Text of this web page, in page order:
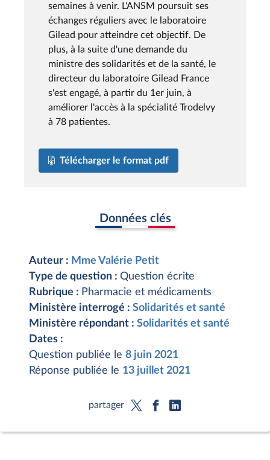
semaines à venir. L'ANSM poursuit ses
échanges réguliers avec le laboratoire
Gilead pour atteindre cet objectif. De
plus, à la suite d'une demande du
ministre des solidarités et de la santé, le
directeur du laboratoire Gilead France
s'est engagé, à partir du 1er juin, à
améliorer l'accès à la spécialité Trodelvy
à 78 patientes.
Télécharger le format pdf
Données clés
Auteur : Mme Valérie Petit
Type de question : Question écrite
Rubrique : Pharmacie et médicaments
Ministère interrogé : Solidarités et santé
Ministère répondant : Solidarités et santé
Dates :
Question publiée le 8 juin 2021
Réponse publiée le 13 juillet 2021
partager